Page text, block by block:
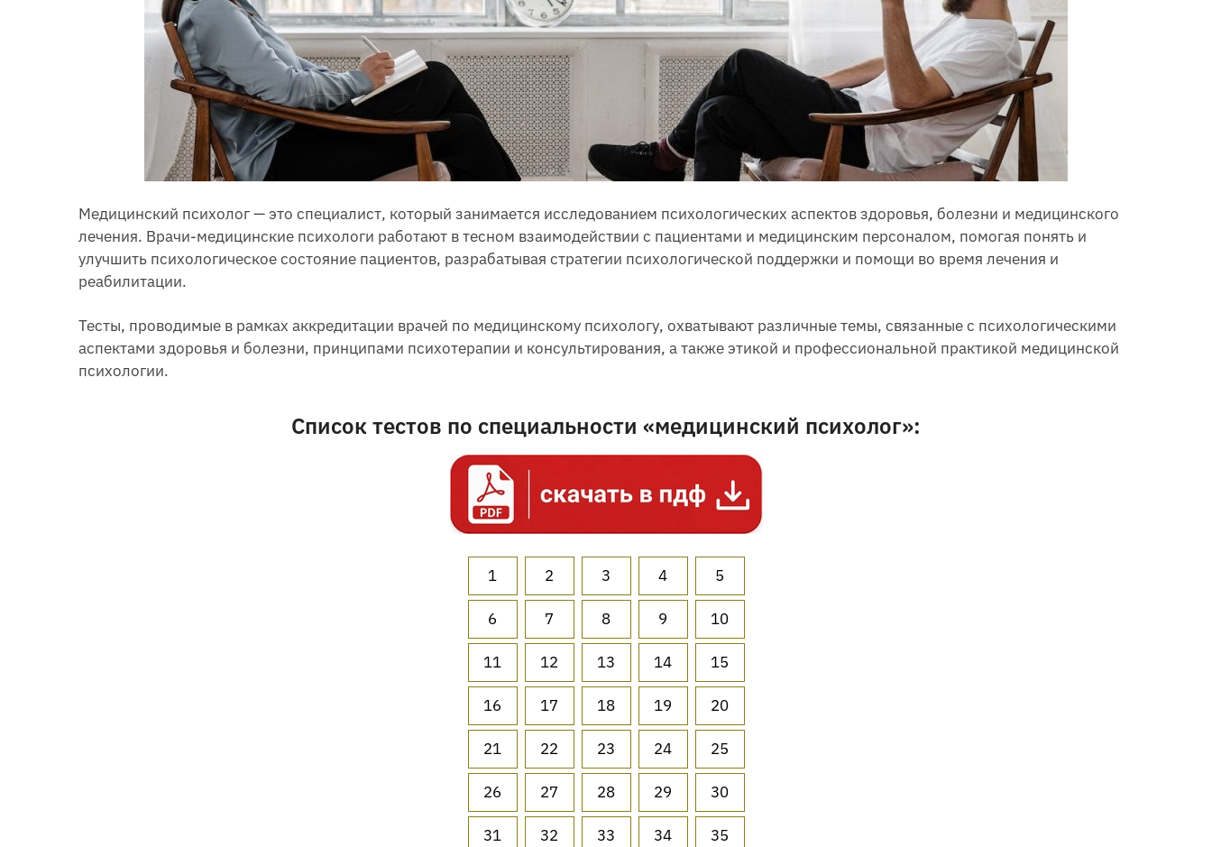
Медицинский психолог — это специалист, который занимается исследованием психологических аспектов здоровья, болезни и медицинского
лечения. Врачи-медицинские психологи работают в тесном взаимодействии с пациентами и медицинским персоналом, помогая понять и
улучшить психологическое состояние пациентов, разрабатывая стратегии психологической поддержки и помощи во время лечения и
реабилитации.
Тесты, проводимые в рамках аккредитации врачей по медицинскому психологу, охватывают различные темы, связанные с психологическими
аспектами здоровья и болезни, принципами психотерапии и консультирования, а также этикой и профессиональной практикой медицинской
психологии.
Список тестов по специальности «медицинский психолог»:
1 2 3 4 5
6 7 8 9 10
11 12 13 14 15
16 17 18 19 20
21 22 23 24 25
26 27 28 29 30
31 32 33 34 35